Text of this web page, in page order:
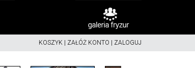
KOSZYK ZAŁÓŻ KONTO ZALOGUJ